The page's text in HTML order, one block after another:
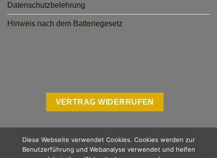
Datenschutzbelehrung
Hinweis nach dem Batteriegesetz
VERTRAG WIDERRUFEN
Diese Webseite verwendet Cookies. Cookies werden zur
Benutzerführung und Webanalyse verwendet und helfen